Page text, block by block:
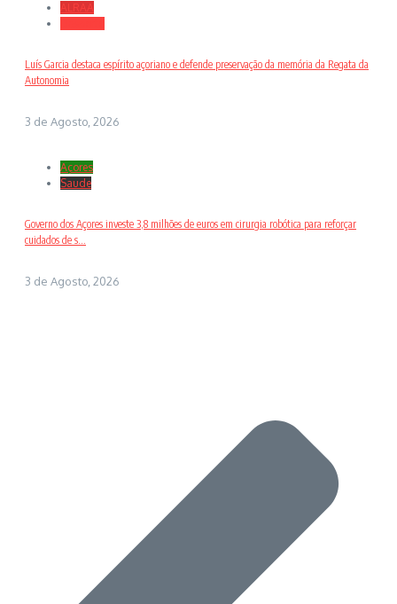
ALRAA
Luís Garcia destaca espírito açoriano e defende preservação da memória da Regata da
Autonomia
3 de Agosto, 2026
Açores
Saude
Governo dos Açores investe 3,8 milhões de euros em cirurgia robótica para reforçar
cuidados de s...
3 de Agosto, 2026